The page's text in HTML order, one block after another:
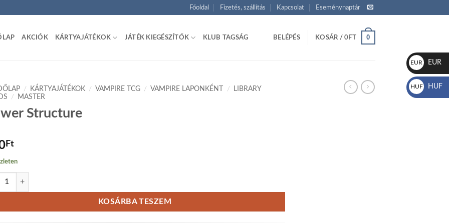
Főoldal Fizetés, szállítás Kapcsolat Eseménynaptár
AKCIÓK KÁRTYAJÁTÉKOK JÁTÉK KIEGÉSZÍTŐK KLUB TAGSÁG BELÉPÉS KOSÁR /0FT 0
/ KÁRTYAJÁTÉKOK / VAMPIRE TCG / VAMPIRE LAPONKÉNT /
LIBRARY
/ MASTER
Structure
Ft
Structure mennyiség
KOSÁRBA TESZEM
EUR
€
EUR
HUF
Ft
HUF